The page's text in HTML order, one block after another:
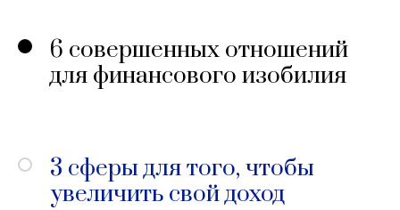
6 совершенных отношений
для финансового изобилия
3 сферы для того, чтобы
увеличить свой доход